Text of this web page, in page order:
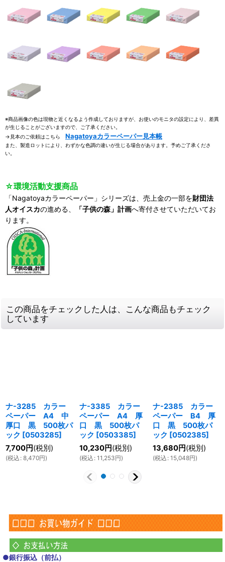
※商品画像の色は現物と近くなるよう作成しておりますが、お使いのモニタの設定により、差異
が生じることがございますので、ご了承ください。
→見本のご依頼はこちら Nagatoyaカラーペーパー見本帳
また、製造ロットにより、わずかな色調の違いが生じる場合があります。予めご了承くださ
い。
☆環境活動支援商品
「Nagatoyaカラーペーパー」シリーズは、売上金の一部を財団法
人オイスカの進める、 「子供の森」計画へ寄付させていただいてお
ります。
この商品をチェックした人は、こんな商品もチェック
しています
ナ-3285 カラー
ペーパー A4 中
厚口 黒 500枚パ
ック [0503285]
7,700円(税別)
(税込 : 8,470円)
ナ-3385 カラー
ペーパー A4 厚
口 黒 500枚パ
ック [0503385]
10,230円(税別)
(税込 : 11,253円)
ナ-2385 カラー
ペーパー B4 厚
口 黒 500枚パ
ック [0502385]
13,680円(税別)
(税込 : 15,048円)
●銀行振込（前払）